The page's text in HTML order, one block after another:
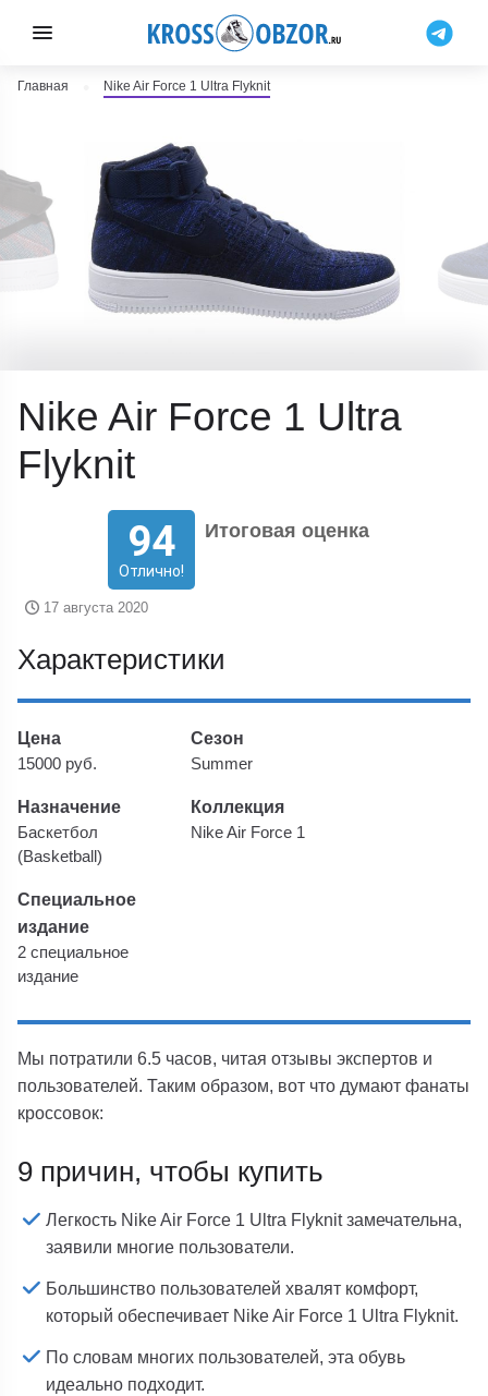
Главная Nike Air Force 1 Ultra Flyknit
Nike Air Force 1 Ultra
Flyknit
94
Отлично!
Итоговая оценка
17 августа 2020
Характеристики
Цена
15000 руб.
Сезон
Summer
Назначение
Баскетбол
(Basketball)
Коллекция
Nike Air Force 1
Специальное
издание
2 специальное
издание
Мы потратили 6.5 часов, читая отзывы экспертов и
пользователей. Таким образом, вот что думают фанаты
кроссовок:
9 причин, чтобы купить
Легкость Nike Air Force 1 Ultra Flyknit замечательна,
заявили многие пользователи.
Большинство пользователей хвалят комфорт,
который обеспечивает Nike Air Force 1 Ultra Flyknit.
По словам многих пользователей, эта обувь
идеально подходит.